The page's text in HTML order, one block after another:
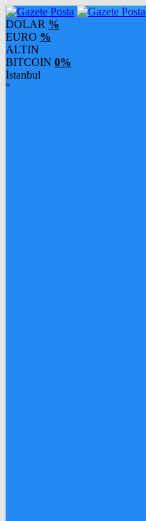
DOLAR %
EURO %
ALTIN
BITCOIN 0%
İstanbul
°